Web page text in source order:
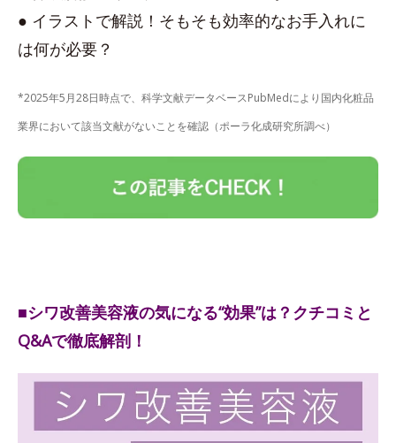
● イラストで解説！そもそも効率的なお手入れに
は何が必要？
*2025年5月28日時点で、科学文献データベースPubMedにより国内化粧品
業界において該当文献がないことを確認（ポーラ化成研究所調べ）
■シワ改善美容液の気になる“効果”は？クチコミと
Q&Aで徹底解剖！